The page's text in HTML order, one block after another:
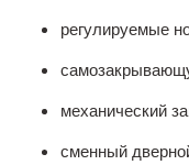
регулируемые
механический
сменный